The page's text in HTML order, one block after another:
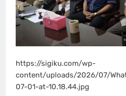
https://sigiku.com/wp-
content/uploads/2026/07/
07-01-at-10.18.44.jpg